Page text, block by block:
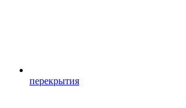
перекрытия